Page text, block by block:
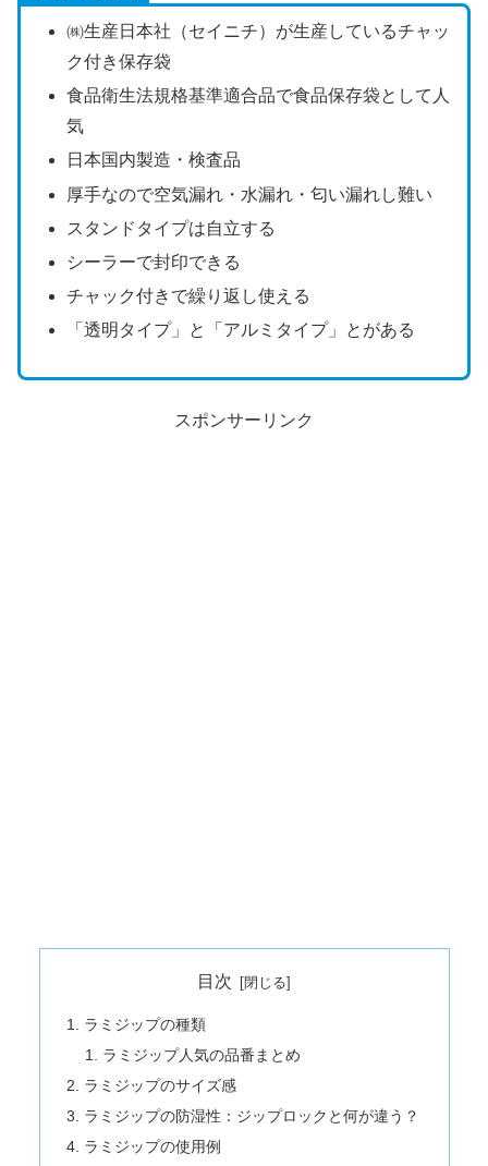
㈱生産日本社（セイニチ）が生産しているチャッ
ク付き保存袋
食品衛生法規格基準適合品で食品保存袋として人
気
日本国内製造・検査品
厚手なので空気漏れ・水漏れ・匂い漏れし難い
スタンドタイプは自立する
シーラーで封印できる
チャック付きで繰り返し使える
「透明タイプ」と「アルミタイプ」とがある
スポンサーリンク
目次
ラミジップの種類
ラミジップ人気の品番まとめ
ラミジップのサイズ感
ラミジップの防湿性：ジップロックと何が違う？
ラミジップの使用例